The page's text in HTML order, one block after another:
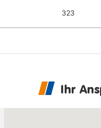
323
Ihr